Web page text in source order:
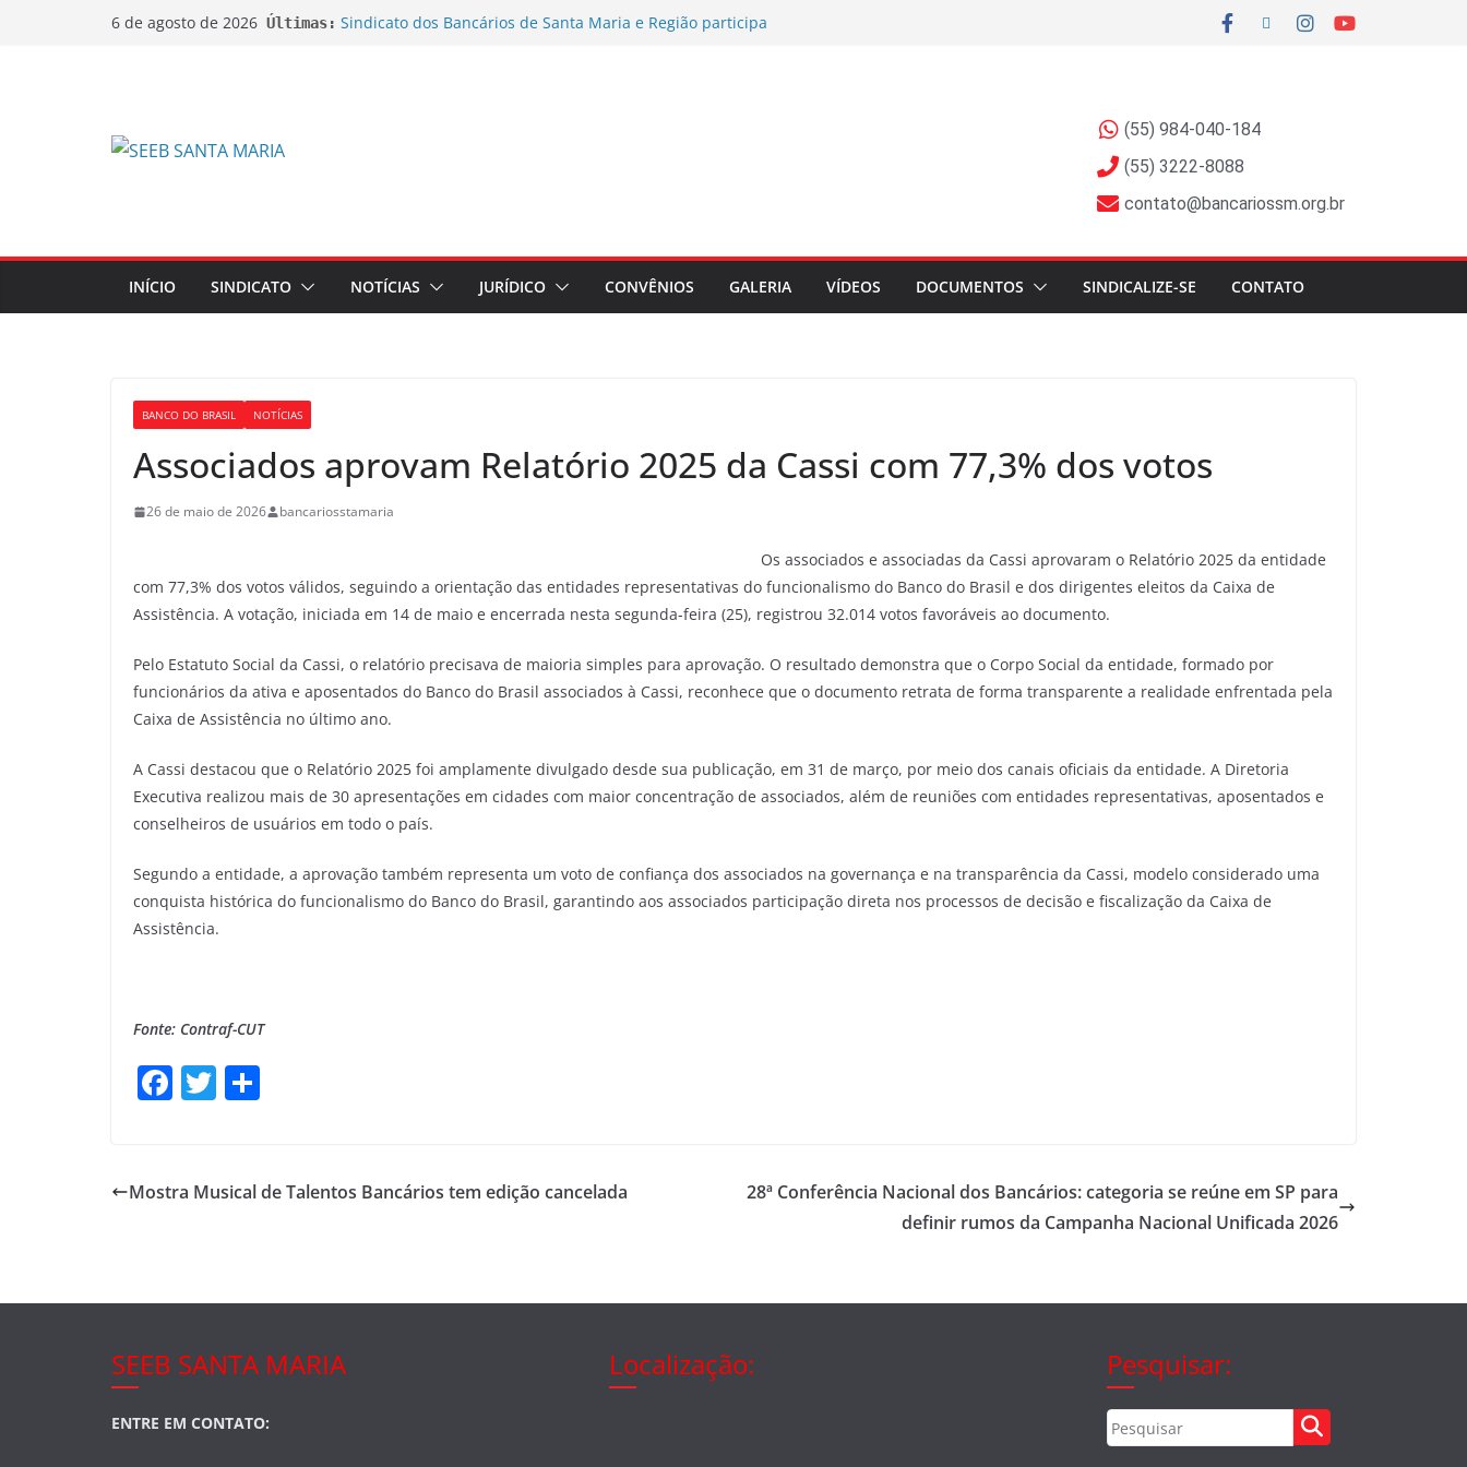
6 de agosto de 2026 Últimas: Sindicato dos Bancários de Santa Maria e Região participa
(55) 984-040-184
(55) 3222-8088
contato@bancariossm.org.br
INÍCIO SINDICATO NOTÍCIAS JURÍDICO CONVÊNIOS GALERIA VÍDEOS DOCUMENTOS SINDICALIZE-SE CONTATO
BANCO DO BRASIL NOTÍCIAS
Associados aprovam Relatório 2025 da Cassi com 77,3% dos votos
26 de maio de 2026 bancariosstamaria
Os associados e associadas da Cassi aprovaram o Relatório 2025 da entidade
com 77,3% dos votos válidos, seguindo a orientação das entidades representativas do funcionalismo do Banco do Brasil e dos dirigentes eleitos da Caixa de
Assistência. A votação, iniciada em 14 de maio e encerrada nesta segunda-feira (25), registrou 32.014 votos favoráveis ao documento.
Pelo Estatuto Social da Cassi, o relatório precisava de maioria simples para aprovação. O resultado demonstra que o Corpo Social da entidade, formado por
funcionários da ativa e aposentados do Banco do Brasil associados à Cassi, reconhece que o documento retrata de forma transparente a realidade enfrentada pela
Caixa de Assistência no último ano.
A Cassi destacou que o Relatório 2025 foi amplamente divulgado desde sua publicação, em 31 de março, por meio dos canais oficiais da entidade. A Diretoria
Executiva realizou mais de 30 apresentações em cidades com maior concentração de associados, além de reuniões com entidades representativas, aposentados e
conselheiros de usuários em todo o país.
Segundo a entidade, a aprovação também representa um voto de confiança dos associados na governança e na transparência da Cassi, modelo considerado uma
conquista histórica do funcionalismo do Banco do Brasil, garantindo aos associados participação direta nos processos de decisão e fiscalização da Caixa de
Assistência.
Fonte: Contraf-CUT
F
e
o
T
er e
Mostra Musical de Talentos Bancários tem edição cancelada
28ª Conferência Nacional dos Bancários: categoria se reúne em SP para
definir rumos da Campanha Nacional Unificada 2026
SEEB SANTA MARIA
ENTRE EM CONTATO:
Localização: Pesquisar: